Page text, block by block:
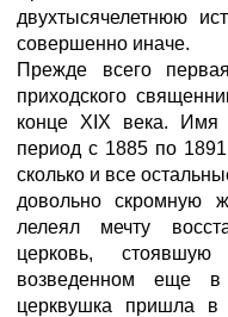
двухтысячелетнюю
совершенно иначе.
Прежде всего
приходского
конце XIX века.
период с 1885 по
сколько и все
довольно скромную
лелеял мечту
церковь,
возведенном еще
церквушка пришла в